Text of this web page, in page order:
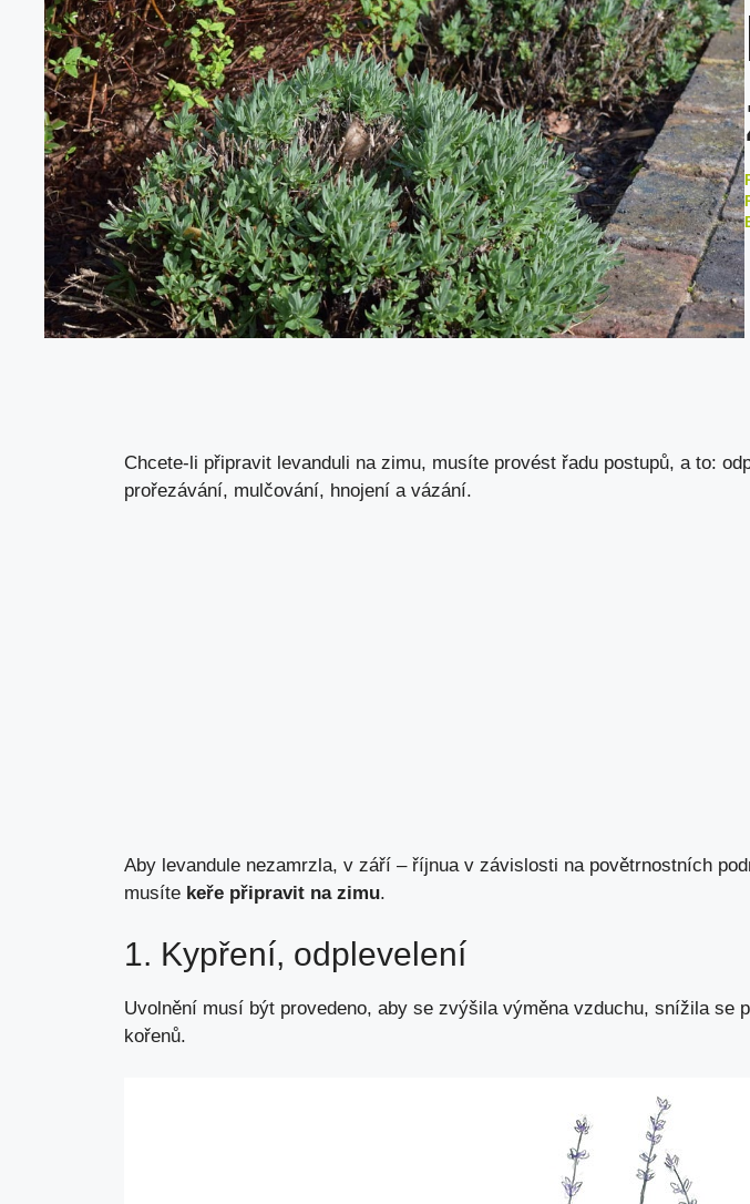
Chcete-li připravit levanduli na zimu, musíte provést řadu postupů, a to:
prořezávání, mulčování, hnojení a vázání.
Aby levandule nezamrzla, v září – říjnua v závislosti na povětrnostních
musíte keře připravit na zimu.
1. Kypření, odplevelení
Uvolnění musí být provedeno, aby se zvýšila výměna vzduchu, snížila se
kořenů.